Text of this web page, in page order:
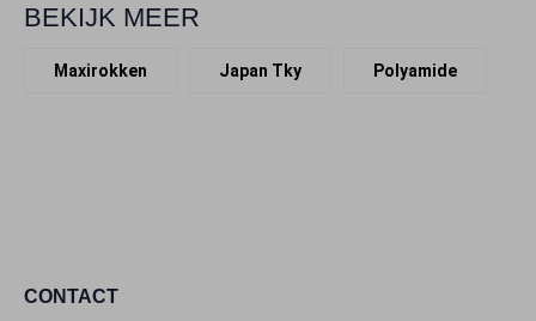
BEKIJK MEER
Maxirokken Japan Tky Polyamide
CONTACT